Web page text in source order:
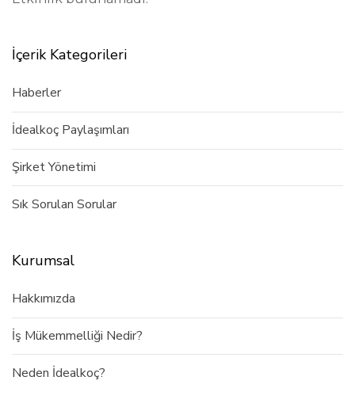
İçerik Kategorileri
Haberler
İdealkoç Paylaşımları
Şirket Yönetimi
Sık Sorulan Sorular
Kurumsal
Hakkımızda
İş Mükemmelliği Nedir?
Neden İdealkoç?